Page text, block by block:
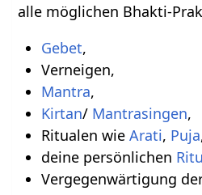
alle möglichen Bhakti-
Gebet,
Verneigen,
Mantra,
Kirtan/ Mantrasingen,
Ritualen wie Arati, Puja
deine persönlichen
Vergegenwärtigung